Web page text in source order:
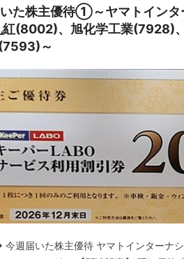
た株主優待①～ヤマトイン
紅(8002)、旭化学工業(7928)
～
週届いた株主優待 ヤマトインターナ